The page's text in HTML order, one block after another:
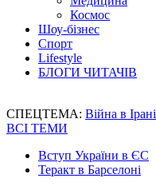
Космос
Шоу-бізнес
Спорт
Lifestyle
БЛОГИ ЧИТАЧІВ
СПЕЦТЕМА: Війна в Ірані
ВСІ ТЕМИ
Вступ України в ЄС
Теракт в Барселоні